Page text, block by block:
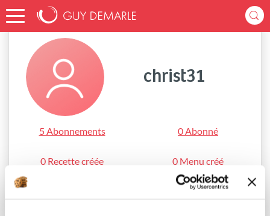
Accueil christ31
christ31
5 Abonnements 0 Abonné
0 Recette créée 0 Menu créé